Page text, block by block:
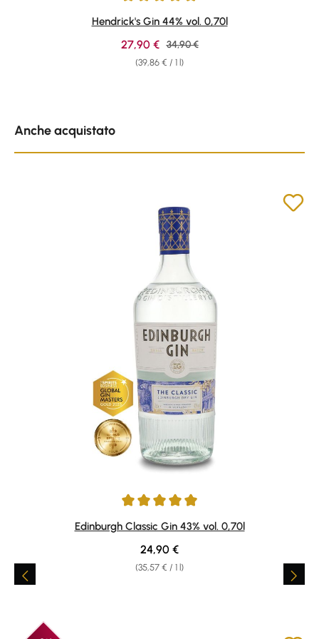
Average rating of 4.88 out of 5 stars
Hendrick's Gin 44% vol. 0,70l
(39,86 € / 1 l)
Sale price:
27,90 € Regular price:
34,90 €
Anche acquistato
Average rating of 4.89 out of 5 stars
Edinburgh Classic Gin 43% vol. 0,70l
(35,57 € / 1 l)
Regular price:
24,90 €